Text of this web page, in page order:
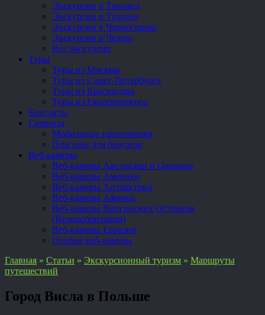
Экскурсии в Таиланд
Экскурсии в Турцию
Экскурсии в Черногорию
Экскурсии в Чехию
Все экскурсии
Туры
Туры из Москвы
Туры из Санкт-Петербурга
Туры из Краснодара
Туры из Екатеринбурга
Контакты
Сервисы
Мобильные приложения
Плагины для браузера
Веб-камеры
Веб-камеры Австралии и Океании
Веб-камеры Америки
Веб-камеры Антарктики
Веб-камеры Африки
Веб-камеры Виргинских Островов
(Великобритания)
Веб-камеры Евразии
Особые веб-камеры
Главная » Статьи » Экскурсионный туризм » Маршруты
путешествий
Город Висла в Польше